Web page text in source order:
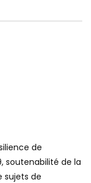
de
soutenabilité de la
sujets de